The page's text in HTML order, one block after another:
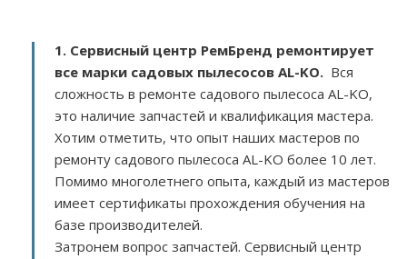
1. Сервисный центр РемБренд ремонтирует
все марки садовых пылесосов AL-KO. Вся
сложность в ремонте садового пылесоса AL-KO,
это наличие запчастей и квалификация мастера.
Хотим отметить, что опыт наших мастеров по
ремонту садового пылесоса AL-KO более 10 лет.
Помимо многолетнего опыта, каждый из мастеров
имеет сертификаты прохождения обучения на
базе производителей.
Затронем вопрос запчастей. Сервисный центр